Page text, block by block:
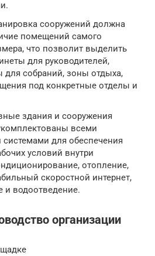
сооружений должна
помещений самого
что позволит выделить
для руководителей,
собраний, зоны отдыха,
под конкретные отделы и
здания и сооружения
всеми
для обеспечения
условий внутри
отопление,
скоростной интернет,
и водоотведение.
организации